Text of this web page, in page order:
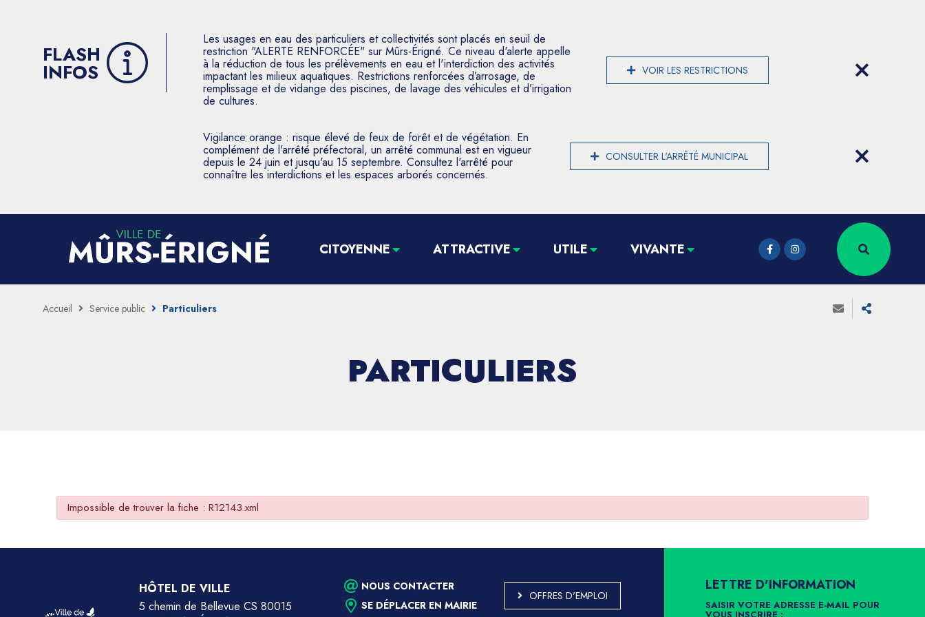
FLASH
INFOS
Les usages en eau des particuliers et collectivités sont placés en seuil de
restriction "ALERTE RENFORCÉE" sur Mûrs-Érigné. Ce niveau d'alerte appelle
à la réduction de tous les prélèvements en eau et l'interdiction des activités
impactant les milieux aquatiques. Restrictions renforcées d’arrosage, de
remplissage et de vidange des piscines, de lavage des véhicules et d’irrigation
de cultures.
VOIR LES RESTRICTIONS
Vigilance orange : risque élevé de feux de forêt et de végétation. En
complément de l'arrêté préfectoral, un arrêté communal est en vigueur
depuis le 24 juin et jusqu'au 15 septembre. Consultez l'arrêté pour
connaître les interdictions et les espaces arborés concernés.
CONSULTER L'ARRÊTÉ MUNICIPAL
CITOYENNE ATTRACTIVE UTILE VIVANTE
Accueil Service public Particuliers
PARTICULIERS
Impossible de trouver la fiche : R12143.xml
HÔTEL DE VILLE
5 chemin de Bellevue CS 80015
NOUS CONTACTER
SE DÉPLACER EN MAIRIE
OFFRES D'EMPLOI
LETTRE D'INFORMATION
SAISIR VOTRE ADRESSE E-MAIL POUR